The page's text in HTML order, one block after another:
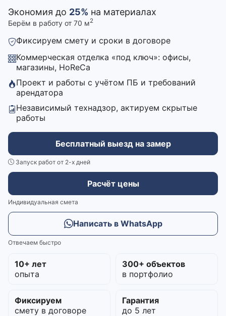
Экономия до 25% на материалах
Берём в работу от 70 м2
Фиксируем смету и сроки в договоре
Коммерческая отделка «под ключ»: офисы,
магазины, HoReCa
Проект и работы с учётом ПБ и требований
арендатора
Независимый технадзор, актируем скрытые
работы
Бесплатный выезд на замер
Запуск работ от 2-х дней
Расчёт цены
Индивидуальная смета
Написать в WhatsApp
Отвечаем быстро
10+ лет
опыта
300+ объектов
в портфолио
Фиксируем
смету в договоре
Гарантия
до 5 лет